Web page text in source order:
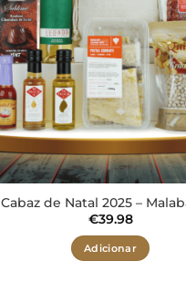
Cabaz de Natal 2025 –
€39.98
Adicionar